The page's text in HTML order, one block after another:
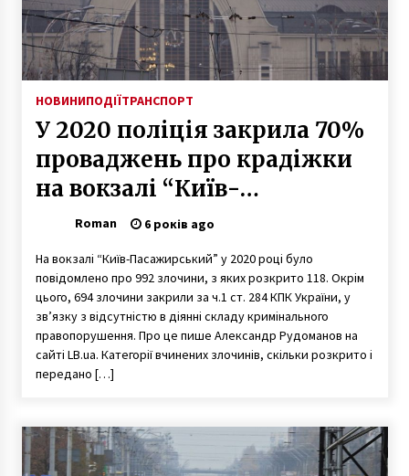
НОВИНИПОДІЇТРАНСПОРТ
У 2020 поліція закрила 70%
проваджень про крадіжки
на вокзалі “Київ-
Пасажирський”
Roman 6 років ago
На вокзалі “Київ-Пасажирський” у 2020 році було
повідомлено про 992 злочини, з яких розкрито 118. Окрім
цього, 694 злочини закрили за ч.1 ст. 284 КПК України, у
зв’язку з відсутністю в діянні складу кримінального
правопорушення. Про це пише Александр Рудоманов на
сайті LB.ua. Категорії вчинених злочинів, скільки розкрито і
передано […]